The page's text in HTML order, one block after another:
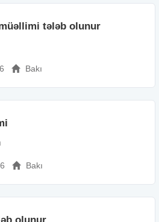
tələb olunur
Bakı
Bakı